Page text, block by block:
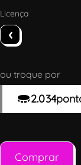
Licença
‹
ou troque por
2.034
Comprar